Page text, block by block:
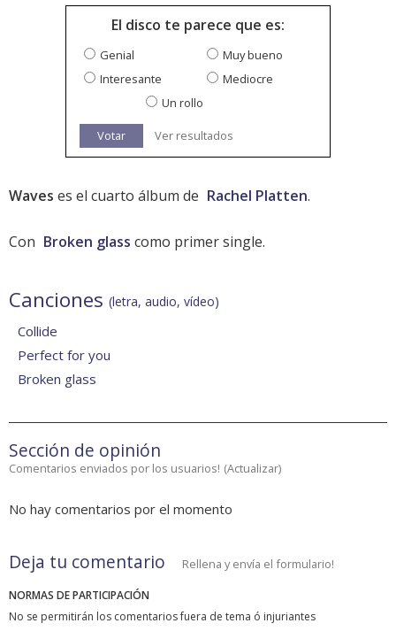
El disco te parece que es:
Genial
Muy bueno
Interesante
Mediocre
Un rollo
Votar Ver resultados
Waves es el cuarto álbum de Rachel Platten.
Con Broken glass como primer single.
Canciones (letra, audio, vídeo)
Collide
Perfect for you
Broken glass
Sección de opinión
Comentarios enviados por los usuarios! (Actualizar)
No hay comentarios por el momento
Deja tu comentario Rellena y envía el formulario!
NORMAS DE PARTICIPACIÓN
No se permitirán los comentarios fuera de tema ó injuriantes